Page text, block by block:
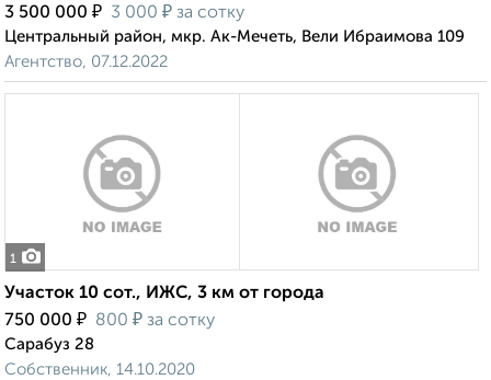
3 500 000 ₽ 3 000 ₽ за сотку
Центральный район, мкр. Ак-Мечеть, Вели Ибраимова 109
Агентство, 07.12.2022
1
Участок 10 сот., ИЖС, 3 км от города
750 000 ₽ 800 ₽ за сотку
Сарабуз 28
Собственник, 14.10.2020